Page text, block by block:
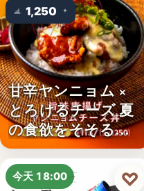
1,250
甘辛ヤンニョム ×
とろけるチーズ 夏
の食欲をそそる
“旨…
今天 18:00 ♡